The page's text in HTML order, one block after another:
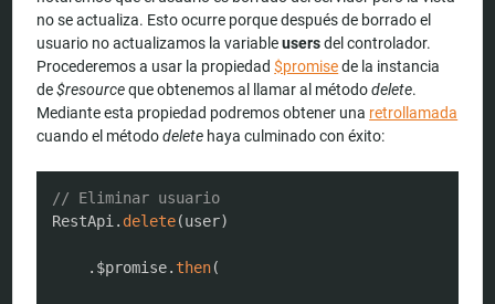
no se actualiza. Esto ocurre porque después de borrado el
usuario no actualizamos la variableusersdel controlador.
Procederemos a usar la propiedad$promisede la instancia
de$resourceque obtenemos al llamar al métododelete.
Mediante esta propiedad podremos obtener una retrollamada
cuando el métododelete haya culminado con éxito:
// Eliminar usuario
RestApi. delete(user)
. $promise. then(